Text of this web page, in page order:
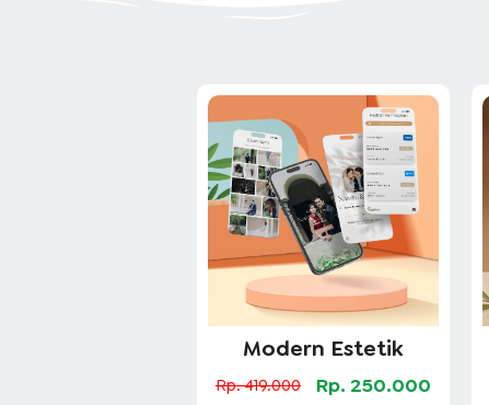
Modern Estetik
Rp. 419.000 Rp. 250.000